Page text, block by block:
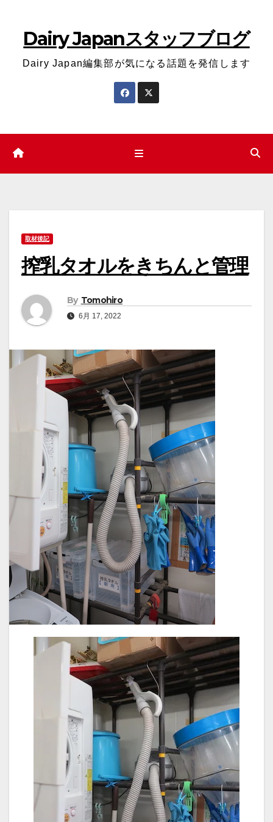
キ
プ
Dairy Japanスタッフブログ
Dairy Japan編集部が気になる話題を発信します
取材後記
搾乳タオルをきちんと管理
By Tomohiro
6月 17, 2022